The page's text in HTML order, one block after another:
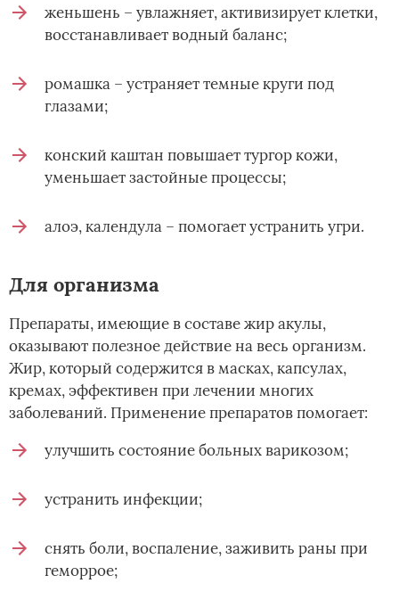
женьшень – увлажняет, активизирует клетки,
восстанавливает водный баланс;
ромашка – устраняет темные круги под
глазами;
конский каштан повышает тургор кожи,
уменьшает застойные процессы;
алоэ, календула – помогает устранить угри.
Для организма
Препараты, имеющие в составе жир акулы,
оказывают полезное действие на весь организм.
Жир, который содержится в масках, капсулах,
кремах, эффективен при лечении многих
заболеваний. Применение препаратов помогает:
улучшить состояние больных варикозом;
устранить инфекции;
снять боли, воспаление, заживить раны при
геморрое;